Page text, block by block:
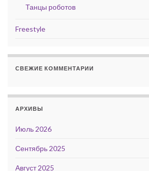
Танцы роботов
Freestyle
СВЕЖИЕ КОММЕНТАРИИ
АРХИВЫ
Июль 2026
Сентябрь 2025
Август 2025